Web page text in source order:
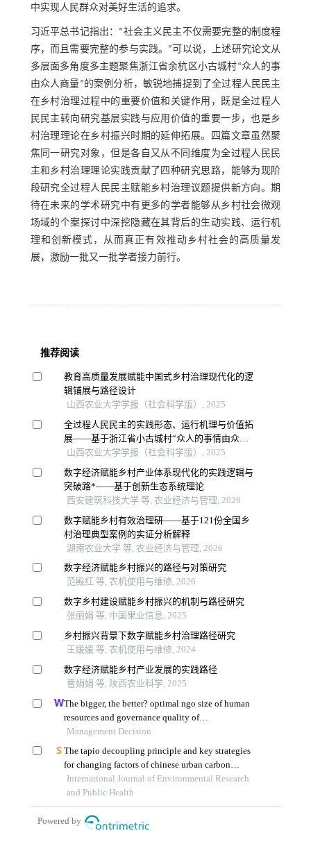
中实现人民群众对美好生活的追求。
习近平总书记指出：“社会主义民主不仅需要完整的制度程
序，而且需要完整的参与实践。”可以说，上述研究论文从
多层面多角度多主题聚焦浙江省余杭区小古城村“众人的事
由众人商量”的案例分析，敏锐地捕捉到了全过程人民民主
在乡村治理过程中的重要价值和关键作用，既是全过程人
民民主转向研究基层实践与应用价值的重要一步，也是乡
村治理理论在乡村振兴时期的延伸拓展。四篇文章虽然聚
焦同一研究对象，但是各自又从不同维度为全过程人民民
主和乡村治理理论实践贡献了四种研究思路，能够为现阶
段研究全过程人民民主赋能乡村治理议题提供新方向。期
待在未来的学术研究中有更多的学者能够从乡村社会微观
场域的个案探讨中深挖隐藏在其背后的生动实践、运行机
理和创新模式，从而真正有效推动乡村社会的高质量发
展，激励一批又一批学者接力前行。